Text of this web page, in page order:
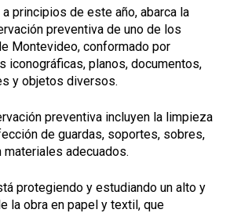
principios de este año, abarca la
preventiva de uno de los
Montevideo, conformado por
iconográficas, planos, documentos,
y objetos diversos.
preventiva incluyen la limpieza
de guardas, soportes, sobres,
adecuados.
protegiendo y estudiando un alto y
la obra en papel y textil, que